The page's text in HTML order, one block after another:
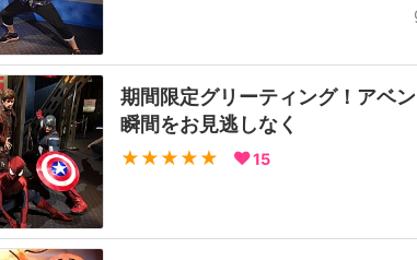
期間限定グリーティング！アベ
瞬間をお見逃しなく
★★★★★ 15